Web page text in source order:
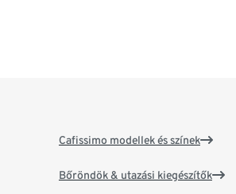
Cafissimo modellek és színek
Bőröndök & utazási kiegészítők